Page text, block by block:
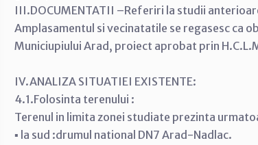
III.DOCUMENTATII –Referiri la studii
Amplasamentul si vecinatatile se regasesc ca
Municiupiului Arad, proiect aprobat prin
IV.ANALIZA SITUATIEI EXISTENTE:
4.1.Folosinta terenului :
Terenul in limita zonei studiate prezinta
▪ la sud :drumul national DN7 Arad-Nadlac.